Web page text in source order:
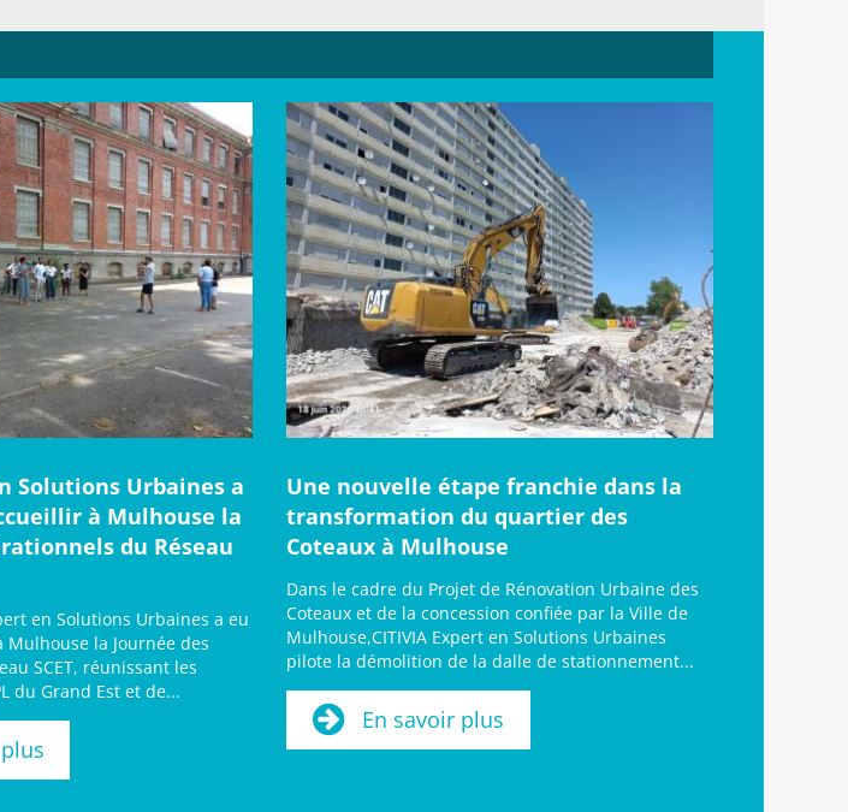
Solutions Urbaines a
à Mulhouse la
du Réseau
en Solutions Urbaines a eu
la Journée des
SCET, réunissant les
du Grand Est et de...
Une nouvelle étape franchie dans la
transformation du quartier des
Coteaux à Mulhouse
Dans le cadre du Projet de Rénovation Urbaine des
Coteaux et de la concession confiée par la Ville de
Mulhouse,CITIVIA Expert en Solutions Urbaines
pilote la démolition de la dalle de stationnement...
En savoir plus